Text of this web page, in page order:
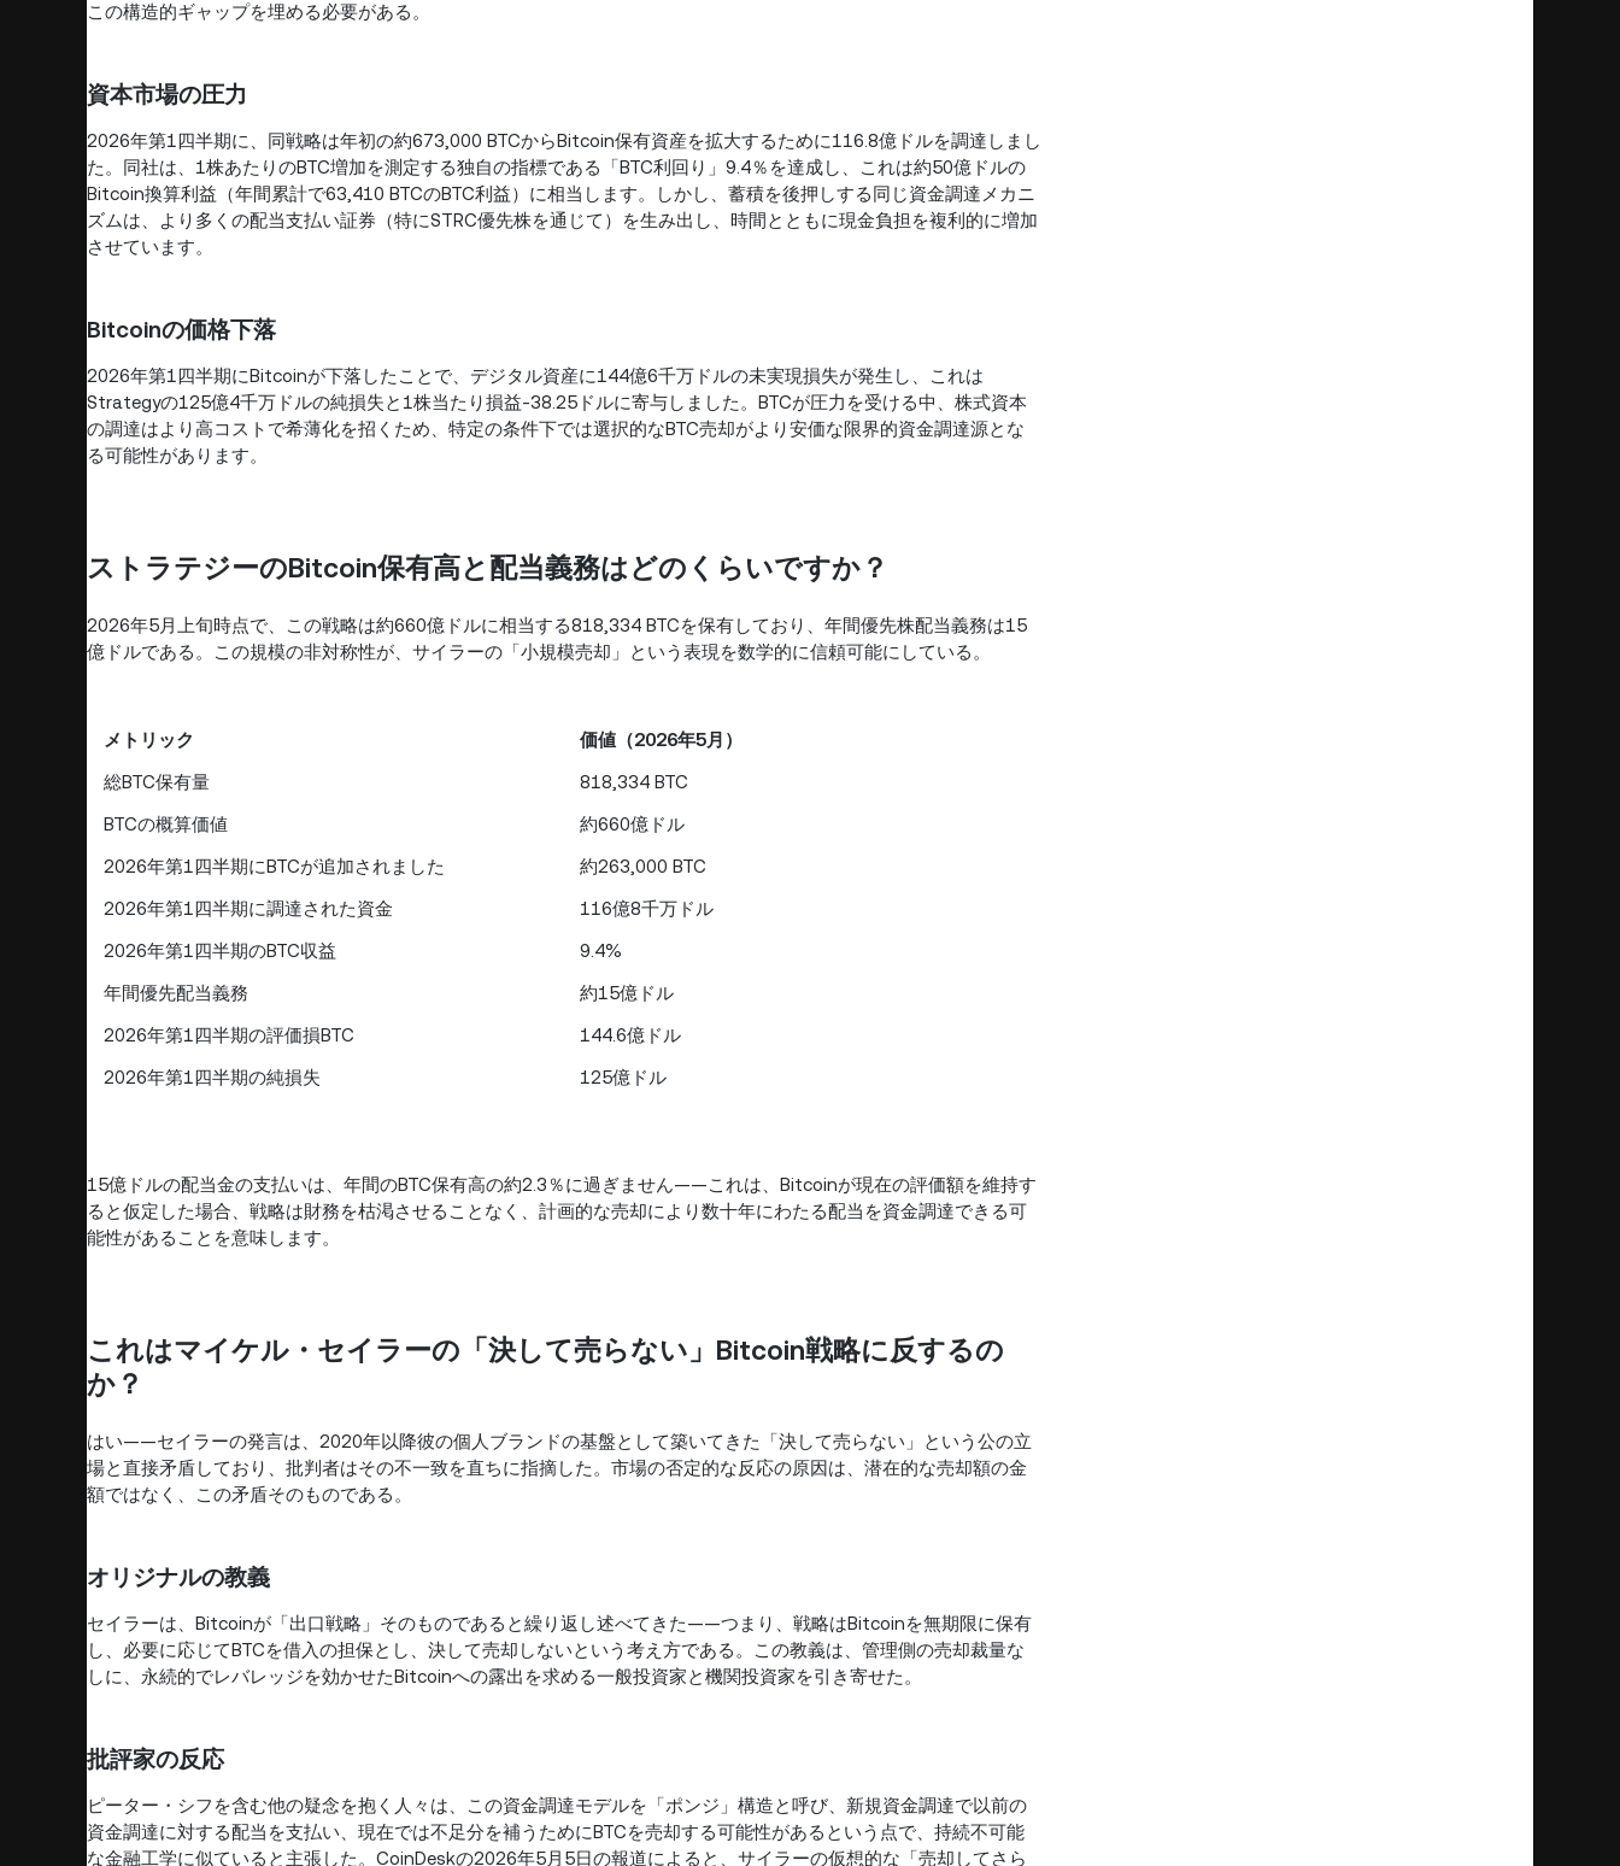
この構造的ギャップを埋める必要がある。
資本市場の圧力
2026年第1四半期に、同戦略は年初の約673,000 BTCからBitcoin保有資産を拡大するために116.8億ドルを調達しまし
た。同社は、1株あたりのBTC増加を測定する独自の指標である「BTC利回り」9.4％を達成し、これは約50億ドルの
Bitcoin換算利益（年間累計で63,410 BTCのBTC利益）に相当します。しかし、蓄積を後押しする同じ資金調達メカニ
ズムは、より多くの配当支払い証券（特にSTRC優先株を通じて）を生み出し、時間とともに現金負担を複利的に増加
させています。
Bitcoinの価格下落
2026年第1四半期にBitcoinが下落したことで、デジタル資産に144億6千万ドルの未実現損失が発生し、これは
Strategyの125億4千万ドルの純損失と1株当たり損益-38.25ドルに寄与しました。BTCが圧力を受ける中、株式資本
の調達はより高コストで希薄化を招くため、特定の条件下では選択的なBTC売却がより安価な限界的資金調達源とな
る可能性があります。
ストラテジーのBitcoin保有高と配当義務はどのくらいですか？
2026年5月上旬時点で、この戦略は約660億ドルに相当する818,334 BTCを保有しており、年間優先株配当義務は15
億ドルである。この規模の非対称性が、サイラーの「小規模売却」という表現を数学的に信頼可能にしている。
メトリック 価値（2026年5月）
総BTC保有量 818,334 BTC
BTCの概算価値 約660億ドル
2026年第1四半期にBTCが追加されました 約263,000 BTC
2026年第1四半期に調達された資金 116億8千万ドル
2026年第1四半期のBTC収益 9.4%
年間優先配当義務 約15億ドル
2026年第1四半期の評価損BTC 144.6億ドル
2026年第1四半期の純損失 125億ドル
15億ドルの配当金の支払いは、年間のBTC保有高の約2.3％に過ぎません——これは、Bitcoinが現在の評価額を維持す
ると仮定した場合、戦略は財務を枯渇させることなく、計画的な売却により数十年にわたる配当を資金調達できる可
能性があることを意味します。
これはマイケル・セイラーの「決して売らない」Bitcoin戦略に反するの
か？
はい——セイラーの発言は、2020年以降彼の個人ブランドの基盤として築いてきた「決して売らない」という公の立
場と直接矛盾しており、批判者はその不一致を直ちに指摘した。市場の否定的な反応の原因は、潜在的な売却額の金
額ではなく、この矛盾そのものである。
オリジナルの教義
セイラーは、Bitcoinが「出口戦略」そのものであると繰り返し述べてきた——つまり、戦略はBitcoinを無期限に保有
し、必要に応じてBTCを借入の担保とし、決して売却しないという考え方である。この教義は、管理側の売却裁量な
しに、永続的でレバレッジを効かせたBitcoinへの露出を求める一般投資家と機関投資家を引き寄せた。
批評家の反応
ピーター・シフを含む他の疑念を抱く人々は、この資金調達モデルを「ポンジ」構造と呼び、新規資金調達で以前の
資金調達に対する配当を支払い、現在では不足分を補うためにBTCを売却する可能性があるという点で、持続不可能
な金融工学に似ていると主張した。CoinDeskの2026年5月5日の報道によると、サイラーの仮想的な「売却してさら